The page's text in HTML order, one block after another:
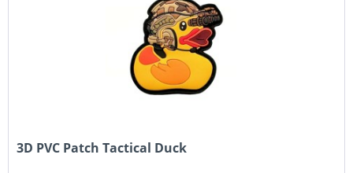
3D PVC Patch Tactical Duck